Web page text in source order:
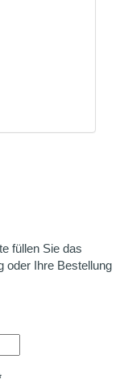
füllen Sie das
oder Ihre Bestellung